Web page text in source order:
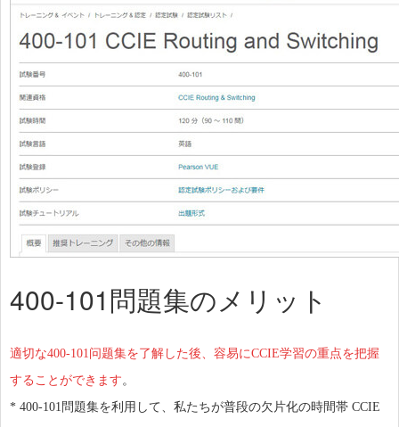
400-101問題集のメリット
適切な400-101问题集を了解した後、容易にCCIE学習の重点を把握
することができます。
* 400-101問題集を利用して、私たちが普段の欠片化の時間帯 CCIE